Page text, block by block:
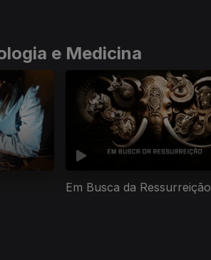
e Medicina
Em Busca da Ressurreição